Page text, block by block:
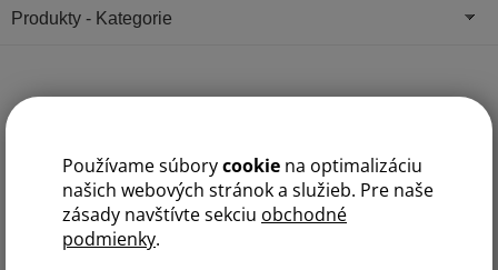
Používame súborycookie na optimalizáciu
našich webových stránok a služieb. Pre naše
zásady navštívte sekciu obchodné
podmienky.
Produkty - Kategorie